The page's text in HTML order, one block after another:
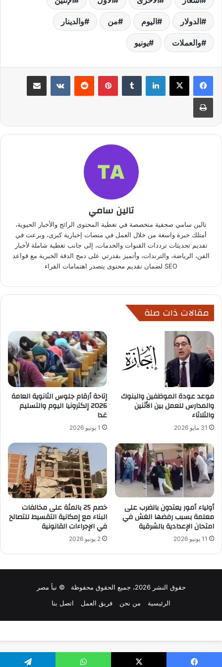
الدولار اليوم من والدينار
والعملات يونيو
لينكدإن بينتيريست مشاركة عبر البريد
طباعة
تالين سامي
تالين سامي صحفية متخصصة في تغطية المحتوى الرائج والأخبار الحيوية،
أمتلك خبرة واسعة من خلال العمل في منصات إخبارية كبرى، وبرعت في
تقديم تحديثات ترددات القنوات والخدمات، إلى جانب تغطية شاملة لأخبار
الفن، الرياضة، والترندات، وأتميز بقدرتي على دمج الدقة الخبرية مع قواعد
SEO لضمان تقديم محتوى يتصدر اهتمامات القراء
مقالات ذات صلة
موعد عودة الموظفين والبنوك
والمدارس للعمل بين الأثنين
والثلاثاء
31 مايو 2026
إتاحة أرقام جلوس الثانوية العامة
2026 إلكترونيا اليوم والتسليم
غدا
1 يونيو 2026
أولياء أمور يعتدون بالضرب على
معلمة بسبب رفضها الغش في
امتحان الإعدادية بالشرقية
11 يونيو 2026
خصم 25 بالمئة على مخالفات
البناء مع إمكانية التقسيط للتصالح
في الإجراءات القانونية
2 يونيو 2026
حقوق النشر 2026، جميع الحقوق محفوظة © نبأ مصر
الرئيسية
من نحن فريق العمل اتصل بنا